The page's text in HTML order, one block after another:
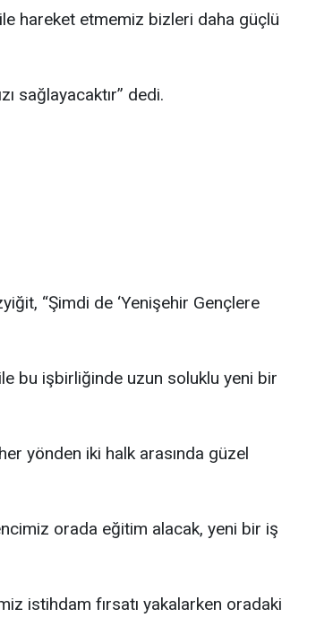
hareket etmemiz bizleri daha güçlü
sağlayacaktır” dedi.
“Şimdi de ‘Yenişehir Gençlere
bu işbirliğinde uzun soluklu yeni bir
yönden iki halk arasında güzel
orada eğitim alacak, yeni bir iş
istihdam fırsatı yakalarken oradaki